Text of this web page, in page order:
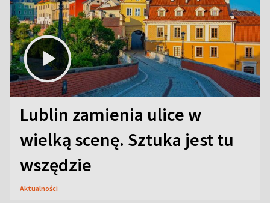
Lublin zamienia ulice w
wielką scenę. Sztuka jest tu
wszędzie
Aktualności